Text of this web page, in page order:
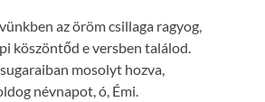
az öröm csillaga ragyog,
köszöntőd e versben találod.
mosolyt hozva,
névnapot, ó, Émi.